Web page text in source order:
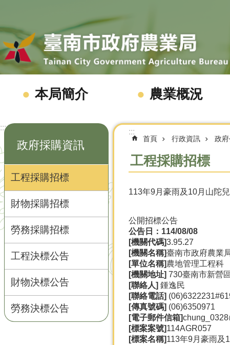
本局簡介 農業概況
:::
政府採購資訊
工程採購招標
財物採購招標
勞務採購招標
工程決標公告
財物決標公告
勞務決標公告
:::
首頁 行政資訊 政
工程採購招標
113年9月豪雨及10月山陀
公開招標公告
公告日：114/08/08
[機關代碼]3.95.27
[機關名稱]臺南市政府農業
[單位名稱]農地管理工程科
[機關地址] 730臺南市新營
[聯絡人] 鍾逸民
[聯絡電話]
[傳真號碼] (06)6350971
[電子郵件信箱]
[標案案號]114AGR057
[標案名稱]113年9月豪雨及